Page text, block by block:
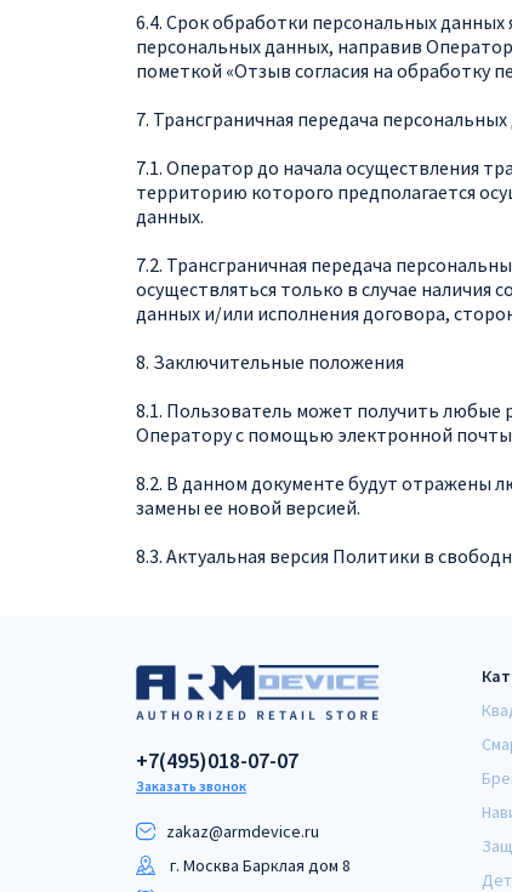
6.4. Срок обработки персональных
персональных данных, направив
пометкой «Отзыв согласия на обработку
7. Трансграничная передача
7.1. Оператор до начала осуществления
территорию которого предполагается
данных.
7.2. Трансграничная передача
осуществляться только в случае наличия
данных и/или исполнения договора,
8. Заключительные положения
8.1. Пользователь может получить
Оператору с помощью электронной почты
8.2. В данном документе будут отражены
замены ее новой версией.
8.3. Актуальная версия Политики в
+7(495)018-07-07
Заказать звонок
zakaz@armdeviсe.ru
г. Москва Барклая дом 8